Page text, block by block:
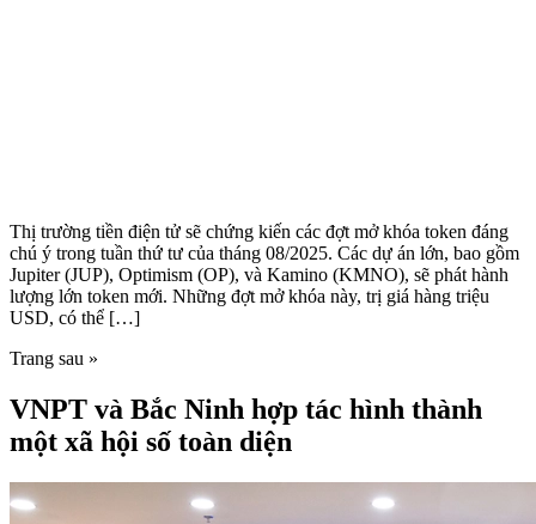
Thị trường tiền điện tử sẽ chứng kiến các đợt mở khóa token đáng
chú ý trong tuần thứ tư của tháng 08/2025. Các dự án lớn, bao gồm
Jupiter (JUP), Optimism (OP), và Kamino (KMNO), sẽ phát hành
lượng lớn token mới. Những đợt mở khóa này, trị giá hàng triệu
USD, có thể […]
Trang sau »
VNPT và Bắc Ninh hợp tác hình thành
một xã hội số toàn diện